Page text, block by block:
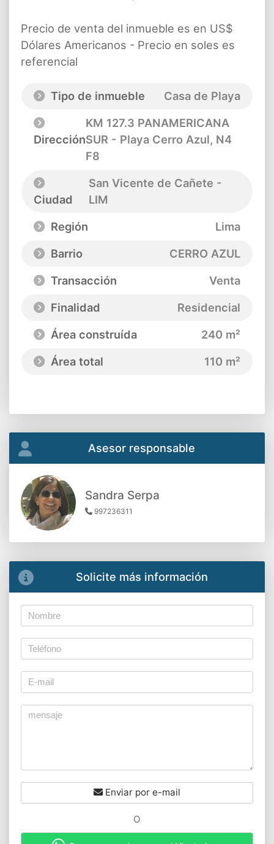
Precio de venta del inmueble es en US$
Dólares Americanos - Precio en soles es
referencial
Tipo de inmueble Casa de Playa
Dirección
KM 127.3 PANAMERICANA
SUR - Playa Cerro Azul, N4
F8
Ciudad
San Vicente de Cañete -
LIM
Región
Lima
Barrio
CERRO AZUL
Transacción
Venta
Finalidad
Residencial
Área construída
240 m²
Área total
110 m²
Asesor responsable
Sandra Serpa
997236311
Solicite más información
Enviar por e-mail
O